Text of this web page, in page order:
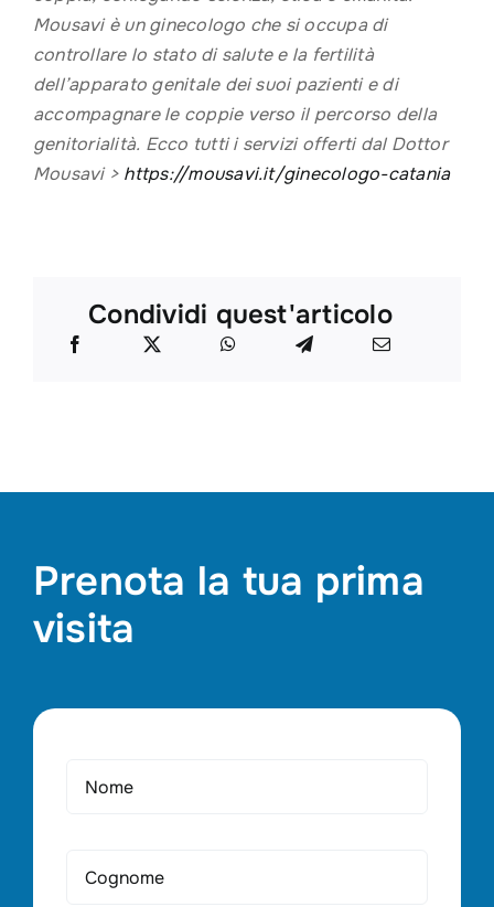
Mousavi è un ginecologo che si occupa di
controllare lo stato di salute e la fertilità
dell’apparato genitale dei suoi pazienti e di
accompagnare le coppie verso il percorso della
genitorialità. Ecco tutti i servizi offerti dal Dottor
Mousavi > https://mousavi.it/ginecologo-catania
Condividi quest'articolo
Prenota la tua prima
visita